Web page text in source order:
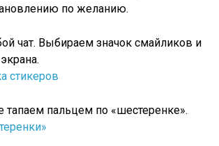
по желанию.
чат. Выбираем значок смайликов и
тапаем пальцем по «шестеренке».